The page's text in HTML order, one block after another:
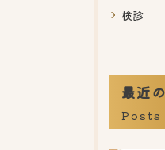
検診
最近
Posts